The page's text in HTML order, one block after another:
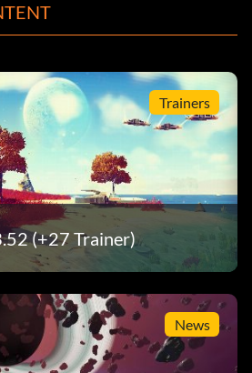
Trainers
(+27 Trainer)
News